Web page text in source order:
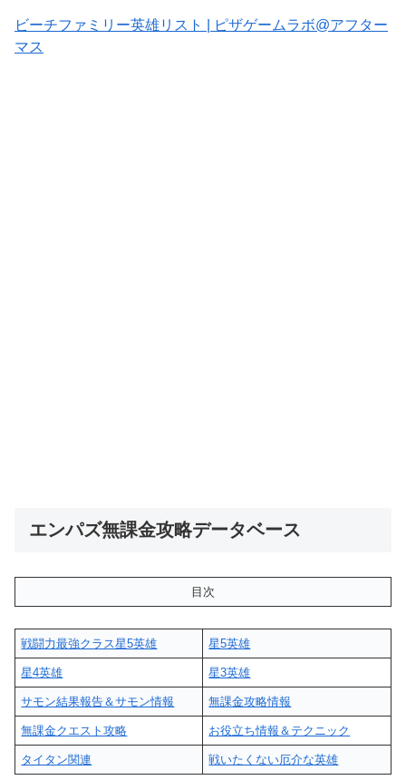
ビーチファミリー英雄リスト | ピザゲームラボ@アフター
マス
エンパズ無課金攻略データベース
目次
戦闘力最強クラス星5英雄 星5英雄
星4英雄 星3英雄
サモン結果報告＆サモン情報 無課金攻略情報
無課金クエスト攻略 お役立ち情報＆テクニック
タイタン関連 戦いたくない厄介な英雄